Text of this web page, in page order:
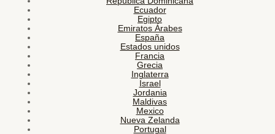
Ecuador
Egipto
Emiratos Árabes
España
Estados unidos
Francia
Grecia
Inglaterra
Israel
Jordania
Maldivas
Mexico
Nueva Zelanda
Portugal